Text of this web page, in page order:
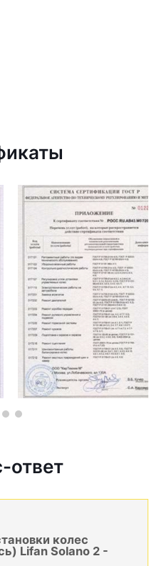
ответ
колес
Lifan Solano 2 -